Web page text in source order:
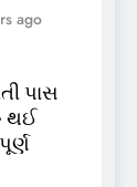
ago
પાસ
થઈ
હવે